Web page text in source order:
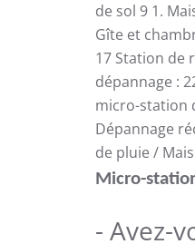
de sol 9 1.
Gîte et
17 Station de
dépannage :
micro-station
Dépannage
de pluie /
Micro-
- Avez-